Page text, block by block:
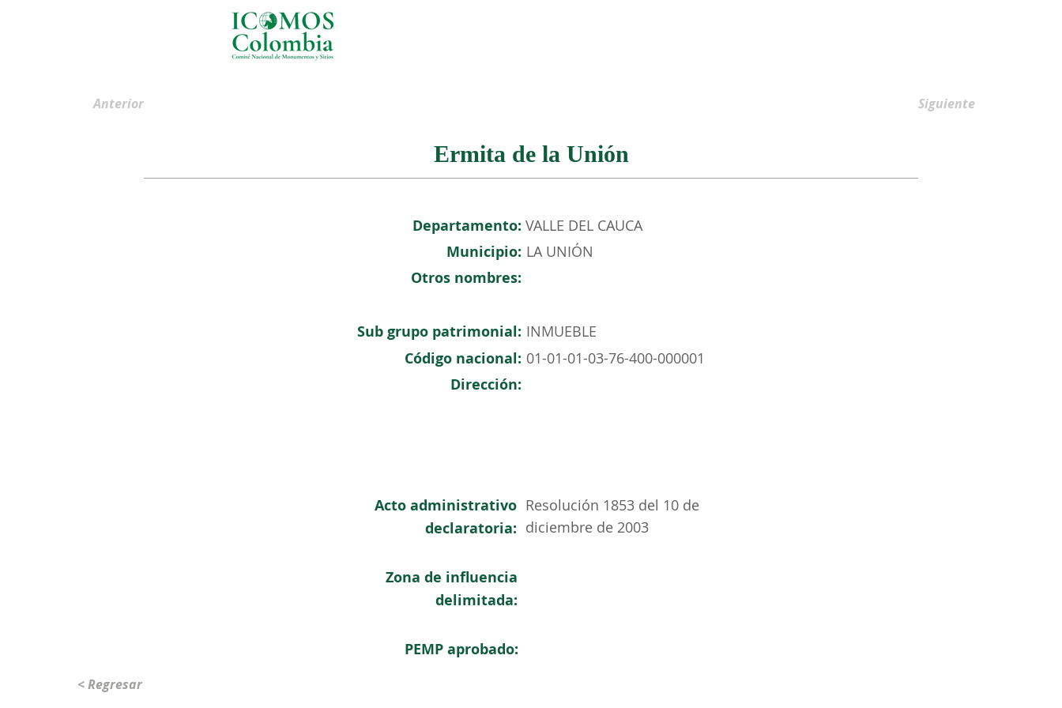
Anterior Siguiente
Ermita de la Unión
Departamento: VALLE DEL CAUCA
Municipio: LA UNIÓN
Otros nombres:
Sub grupo patrimonial: INMUEBLE
Código nacional: 01-01-01-03-76-400-000001
Dirección:
Acto administrativo
declaratoria:
Resolución 1853 del 10 de
diciembre de 2003
Zona de influencia
delimitada:
< Regresar
PEMP aprobado: